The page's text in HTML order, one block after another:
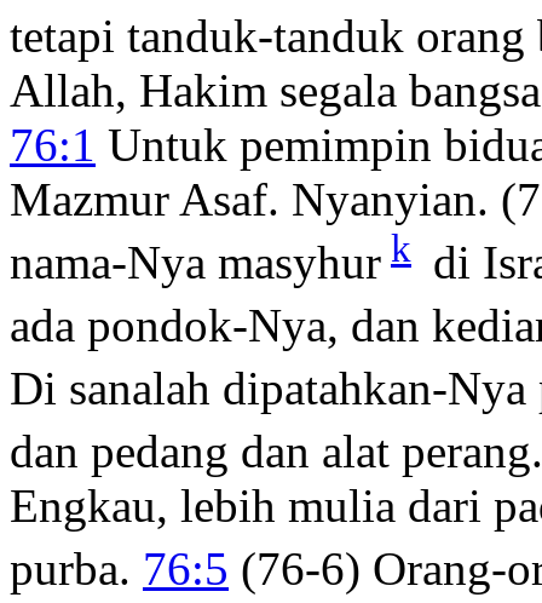
tetapi tanduk-tanduk
Allah, Hakim segala bangsa
76:1 Untuk pemimpin
Mazmur Asaf. Nyanyian.
nama-Nya masyhur k di
ada pondok-Nya, dan
Di sanalah dipatahkan-Nya
dan pedang dan alat perang.
Engkau, lebih mulia dari
purba. 76:5 (76-6) Orang-